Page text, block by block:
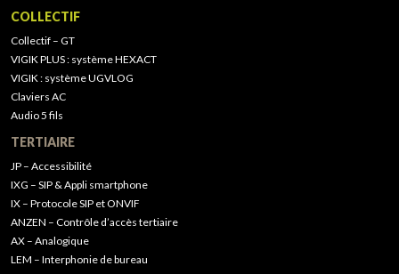
COLLECTIF
Collectif – GT
VIGIK PLUS : système HEXACT
VIGIK : système UGVLOG
Claviers AC
Audio 5 fils
TERTIAIRE
JP – Accessibilité
IXG – SIP & Appli smartphone
IX – Protocole SIP et ONVIF
ANZEN – Contrôle d’accès tertiaire
AX – Analogique
LEM – Interphonie de bureau